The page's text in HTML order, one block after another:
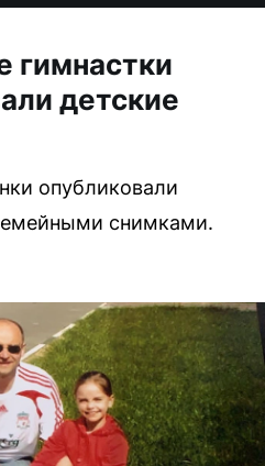
гимнастки
детские
опубликовали
снимками.